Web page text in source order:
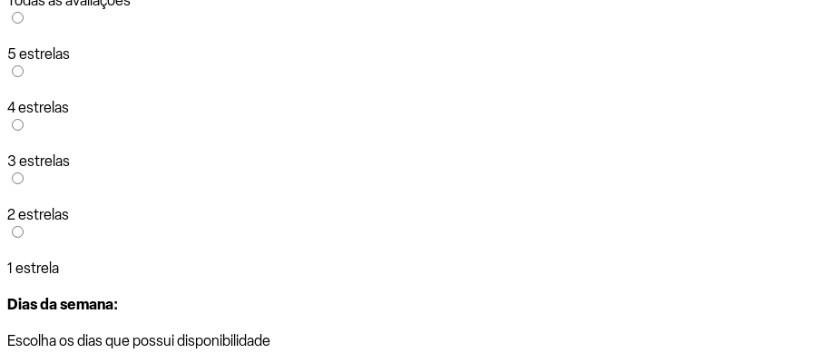
5 estrelas
4 estrelas
3 estrelas
2 estrelas
1 estrela
Dias da semana:
Escolha os dias que possui disponibilidade